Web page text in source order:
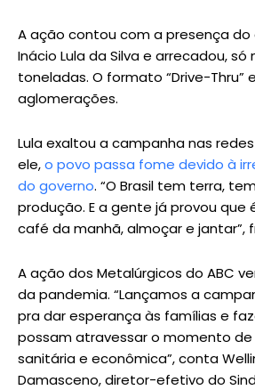
A ação contou com a presença do
Inácio Lula da Silva e arrecadou, só
toneladas. O formato “Drive-Thru”
aglomerações.
Lula exaltou a campanha nas
ele,o povo passa fome devido à
do governo. “O Brasil tem terra,
produção. E a gente já provou que
café da manhã, almoçar e jantar”,
A ação dos Metalúrgicos do ABC
da pandemia. “Lançamos a
pra dar esperança às famílias e
possam atravessar o momento de
sanitária e econômica”, conta
Damasceno, diretor-efetivo do